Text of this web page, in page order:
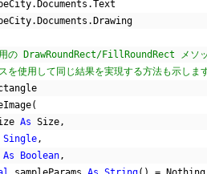
. Documents .Text
. Documents . Drawing
の ​​DrawRoundRect/FillRoundRect メソッ
使用して同じ結果を実現する方法も示しま
(
As Size,
Single,
As Boolean,